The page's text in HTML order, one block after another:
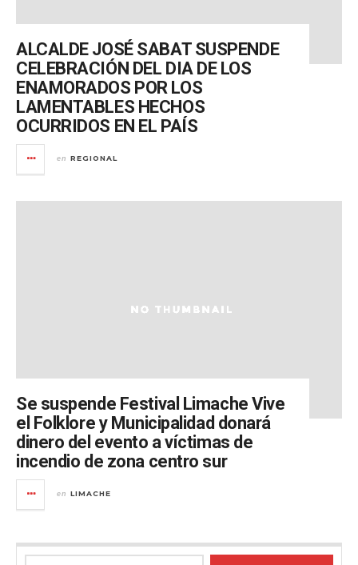
ALCALDE JOSÉ SABAT SUSPENDE
CELEBRACIÓN DEL DIA DE LOS
ENAMORADOS POR LOS
LAMENTABLES HECHOS
OCURRIDOS EN EL PAÍS
en REGIONAL
Se suspende Festival Limache Vive
el Folklore y Municipalidad donará
dinero del evento a víctimas de
incendio de zona centro sur
en LIMACHE